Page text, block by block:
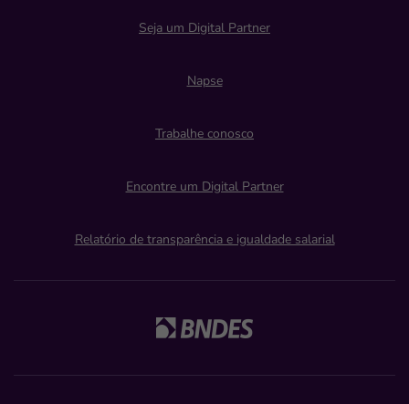
Seja um Digital Partner
Napse
Trabalhe conosco
Encontre um Digital Partner
Relatório de transparência e igualdade salarial